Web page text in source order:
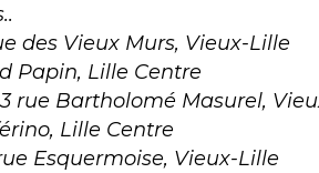
des Vieux Murs, Vieux-Lille
Papin, Lille Centre
rue Bartholomé Masurel,
Lille Centre
Esquermoise, Vieux-Lille